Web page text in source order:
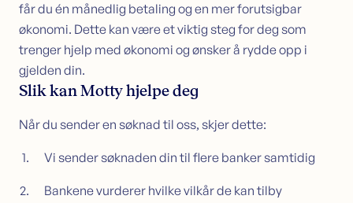
får du én månedlig betaling og en mer forutsigbar
økonomi. Dette kan være et viktig steg for deg som
trenger hjelp med økonomi og ønsker å rydde opp i
gjelden din.
Slik kan Motty hjelpe deg
Når du sender en søknad til oss, skjer dette:
Vi sender søknaden din til flere banker samtidig
Bankene vurderer hvilke vilkår de kan tilby